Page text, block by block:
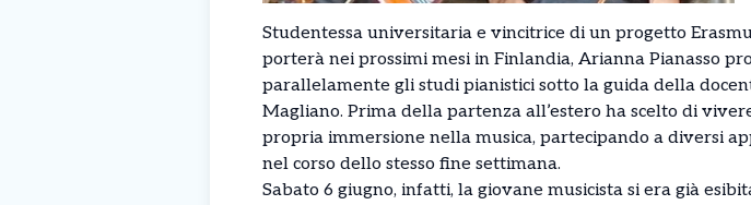
Studentessa universitaria e vincitrice di un progetto
porterà nei prossimi mesi in Finlandia, Arianna Pianasso
parallelamente gli studi pianistici sotto la guida della
Magliano. Prima della partenza all’estero ha scelto di
propria immersione nella musica, partecipando a diversi
nel corso dello stesso fine settimana.
Sabato 6 giugno, infatti, la giovane musicista si era già